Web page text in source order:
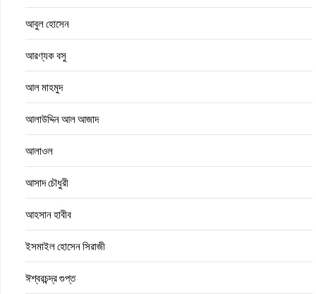
আবুল হোসেন
আরণ্যক বসু
আল মাহমুদ
আলাউদ্দিন আল আজাদ
আলাওল
আসাদ চৌধুরী
আহসান হাবীব
ইসমাইল হোসেন সিরাজী
ঈশ্বরচন্দ্র গুপ্ত